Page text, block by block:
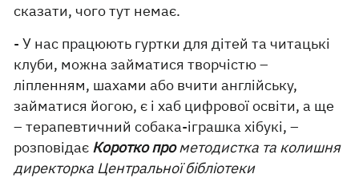
сказати, чого тут немає.
- У нас працюють гуртки для дітей та читацькі
клуби, можна займатися творчістю –
ліпленням, шахами або вчити англійську,
займатися йогою, є і хаб цифрової освіти, а ще
– терапевтичний собака-іграшка хібукі, –
розповідає Коротко прометодистка та колишня
директорка Центральної бібліотеки